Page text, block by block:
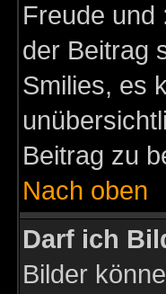
Freude und
der Beitrag
Smilies, es
Beitrag zu
Nach oben
Darf ich
Bilder